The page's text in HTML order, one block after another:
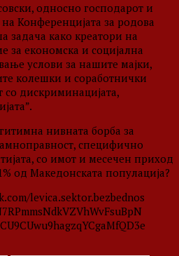
односно господарот и
Конференцијата за родова
задача како креатори на
за економска и социјална
услови за нашите мајки,
колешки и соработнички
со дискриминацијата,
нивната борба за
специфично
со имот и месечен приход
од Македонската популација?
levica.sektor.bezbednos